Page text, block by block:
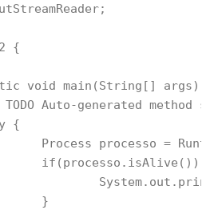
{
void main(String[] args) {
TODO Auto-generated method
{
Process processo =
			if(processo.isAlive()) {
			}